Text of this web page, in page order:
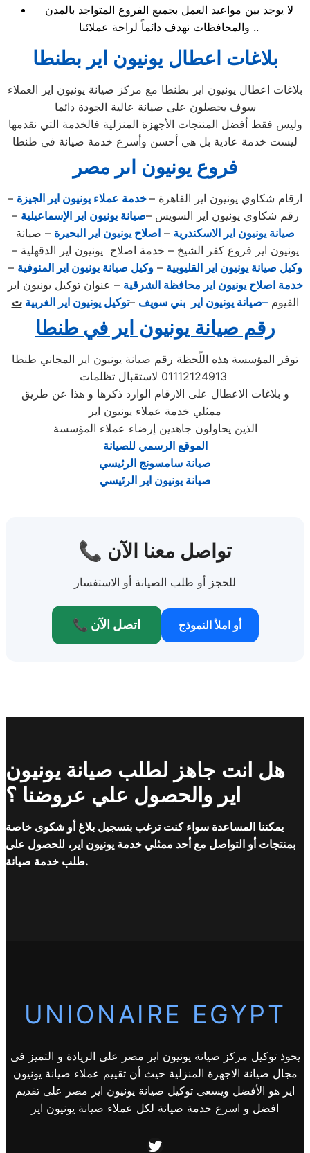
لا يوجد بين مواعيد العمل بجميع الفروع المتواجد بالمدن
والمحافظات نهدف دائماً لراحة عملائنا ..
بلاغات اعطال يونيون اير بطنطا
بلاغات اعطال يونيون اير بطنطا مع مركز صيانة يونيون اير العملاء
سوف يحصلون على صيانة عالية الجودة دائما
وليس فقط أفضل المنتجات الأجهزة المنزلية فالخدمة التي نقدمها
ليست خدمة عادية بل هي أحسن وأسرع خدمة صيانة في طنطا
فروع يونيون اىر مصر
ارقام شكاوي يونيون اير القاهرة – خدمة عملاء يونيون اير الجيزة –
رقم شكاوي يونيون اير السويس –صيانة يونيون اير الإسماعيلية –
صيانة يونيون اير الاسكندرية –اصلاح يونيون اير البحيرة – صيانة
يونيون اير فروع كفر الشيخ – خدمة اصلاح يونيون اير الدقهلية –
وكيل صيانة يونيون اير القليوبية –وكيل صيانة يونيون اير المنوفية –
خدمة اصلاح يونيون اير محافظة الشرقية – عنوان توكيل يونيون اير
الفيوم–صيانة يونيون اير بني سويف –توكيل يونيون اير الغربيةت
رقم صيانة يونيون اير في طنطا
توفر المؤسسة هذه اللّحظة رقم صيانة يونيون اير المجاني طنطا
و بلاغات الاعطال على الارقام الوارد ذكرها و هذا عن طريق
ممثلي خدمة عملاء يونيون اير
الذين يحاولون جاهدين إرضاء عملاء المؤسسة
الموقع الرسمي للصيانة
صيانة سامسونج الرئيسي
صيانة يونيون اير الرئيسي
📞 تواصل معنا الآن
للحجز أو طلب الصيانة أو الاستفسار
📞 اتصل الآن أو املأ النموذج
هل انت جاهز لطلب صيانة يونيون
اير والحصول علي عروضنا ؟
يمكننا المساعدة سواء كنت ترغب بتسجيل بلاغ أو شكوى خاصة
بمنتجات أو التواصل مع أحد ممثلي خدمة يونيون اير، للحصول على
طلب خدمة صيانة.
UNIONAIRE EGYPT
يحوذ توكيل مركز صيانة يونيون اير مصر على الريادة و التميز فى
مجال صيانة الاجهزة المنزلية حيث أن تقييم عملاء صيانة يونيون
اير هو الأفضل ويسعى توكيل صيانة يونيون اير مصر على تقديم
افضل و اسرع خدمة صيانة لكل عملاء صيانة يونيون اير
Twitter